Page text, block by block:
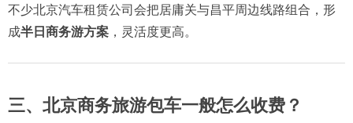
不少北京汽车租赁公司会把居庸关与昌平周边线路组合，形
成半日商务游方案 ，灵活度更高。
三、北京商务旅游包车一般怎么收费？